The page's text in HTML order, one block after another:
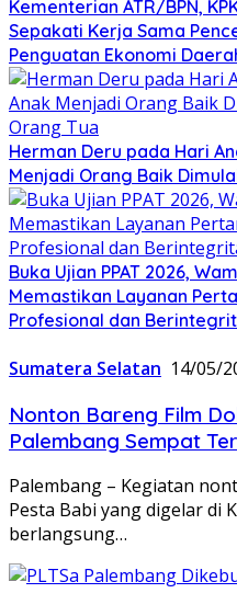
Kementerian ATR/BPN,
Sepakati Kerja Sama
Penguatan Ekonomi
Herman Deru pada Hari
Menjadi Orang Baik
Buka Ujian PPAT 2026,
Memastikan Layanan
Profesional dan
Sumatera Selatan 14/05/
Nonton Bareng Film
Palembang Sempat
Palembang – Kegiatan
Pesta Babi yang digelar di
berlangsung…